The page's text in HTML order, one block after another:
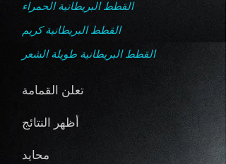
القطط البريطانية الحمراء
القطط البريطانية كريم
القطط البريطانية طويلة الشعر
تعلن القمامة
أظهر النتائج
محايد